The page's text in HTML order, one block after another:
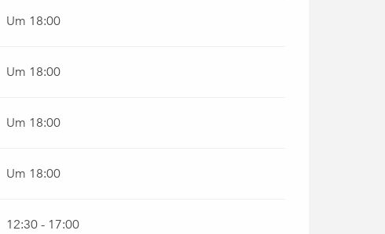
Um 18:00
Um 18:00
Um 18:00
Um 18:00
12:30 - 17:00